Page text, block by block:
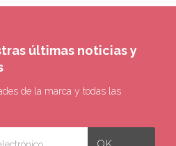
últimas noticias y
de la marca y todas las